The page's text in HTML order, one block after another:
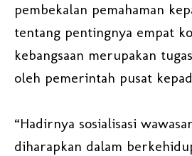
pembekalan pemahaman
tentang pentingnya empat
kebangsaan merupakan
oleh pemerintah pusat
“Hadirnya sosialisasi
diharapkan dalam